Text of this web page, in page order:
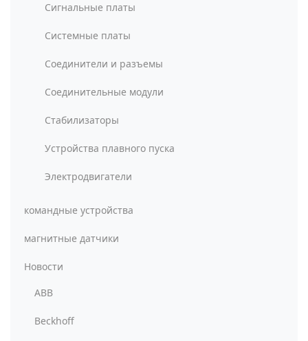
Сигнальные платы
Системные платы
Соединители и разъемы
Соединительные модули
Стабилизаторы
Устройства плавного пуска
Электродвигатели
командные устройства
магнитные датчики
Новости
ABB
Beckhoff